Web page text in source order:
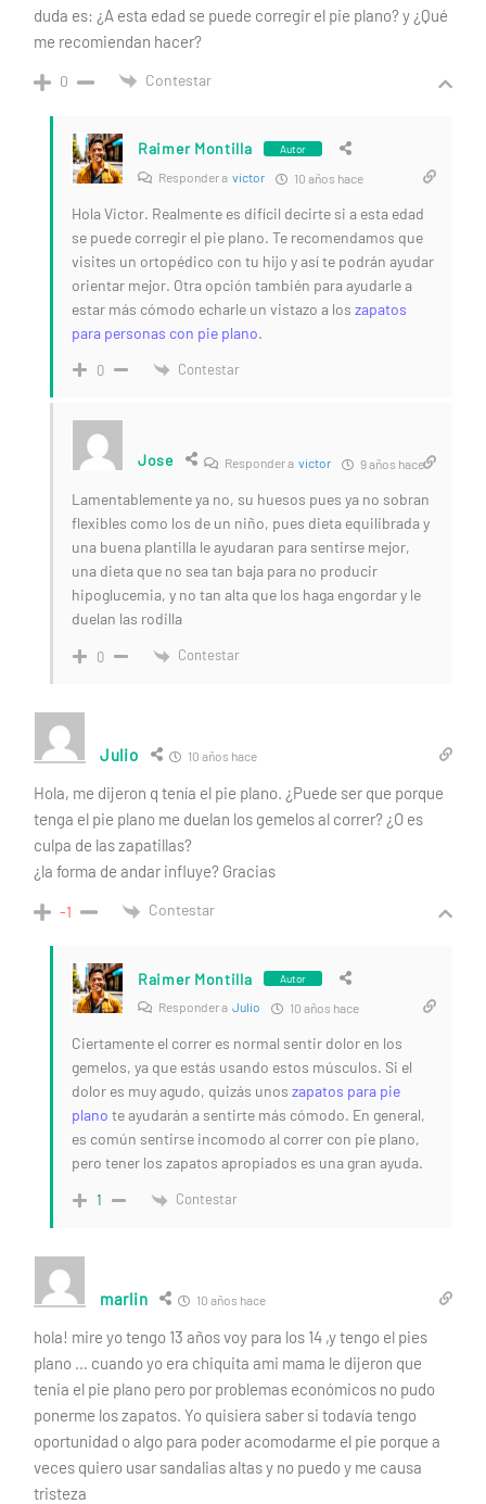
duda es: ¿A esta edad se puede corregir el pie plano? y ¿Qué
me recomiendan hacer?
0 Contestar
Raimer Montilla Autor
Responder a victor 10 años hace
Hola Victor. Realmente es difícil decirte si a esta edad
se puede corregir el pie plano. Te recomendamos que
visites un ortopédico con tu hijo y así te podrán ayudar
orientar mejor. Otra opción también para ayudarle a
estar más cómodo echarle un vistazo a los zapatos
para personas con pie plano.
0 Contestar
Jose Responder a victor 9 años hace
Lamentablemente ya no, su huesos pues ya no sobran
flexibles como los de un niño, pues dieta equilibrada y
una buena plantilla le ayudaran para sentirse mejor,
una dieta que no sea tan baja para no producir
hipoglucemia, y no tan alta que los haga engordar y le
duelan las rodilla
0 Contestar
Julio 10 años hace
Hola, me dijeron q tenía el pie plano. ¿Puede ser que porque
tenga el pie plano me duelan los gemelos al correr? ¿O es
culpa de las zapatillas?
¿la forma de andar influye? Gracias
-1 Contestar
Raimer Montilla Autor
Responder a Julio 10 años hace
Ciertamente el correr es normal sentir dolor en los
gemelos, ya que estás usando estos músculos. Si el
dolor es muy agudo, quizás unos zapatos para pie
plano te ayudarán a sentirte más cómodo. En general,
es común sentirse incomodo al correr con pie plano,
pero tener los zapatos apropiados es una gran ayuda.
1 Contestar
marlin 10 años hace
hola! mire yo tengo 13 años voy para los 14 ,y tengo el pies
plano … cuando yo era chiquita ami mama le dijeron que
tenia el pie plano pero por problemas económicos no pudo
ponerme los zapatos. Yo quisiera saber si todavía tengo
oportunidad o algo para poder acomodarme el pie porque a
veces quiero usar sandalias altas y no puedo y me causa
tristeza